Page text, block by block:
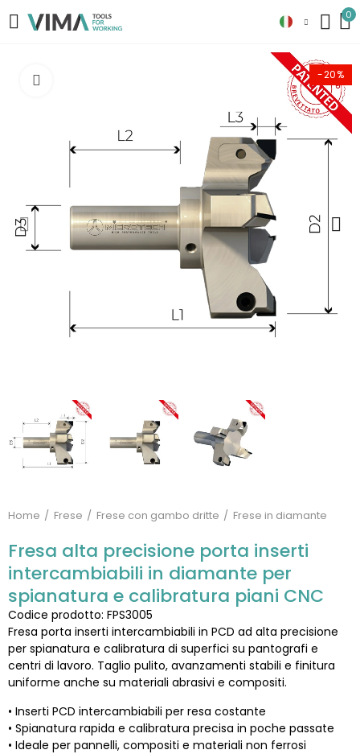
0
-20%
Home Frese Frese con gambo dritte Frese in diamante
Fresa alta precisione porta inserti
intercambiabili in diamante per
spianatura e calibratura piani CNC
Codice prodotto: FPS3005
Fresa porta inserti intercambiabili in PCD ad alta precisione
per spianatura e calibratura di superfici su pantografi e
centri di lavoro. Taglio pulito, avanzamenti stabili e finitura
uniforme anche su materiali abrasivi e compositi.
• Inserti PCD intercambiabili per resa costante
• Spianatura rapida e calibratura precisa in poche passate
• Ideale per pannelli, compositi e materiali non ferrosi